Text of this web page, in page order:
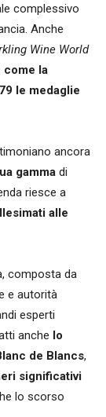
complessivo
Anche
Wine World
come la
79 le medaglie
ancora
gamma di
riesce a
alle
composta da
e autorità
esperti
anche lo
de Blancs,
significativi
lo scorso